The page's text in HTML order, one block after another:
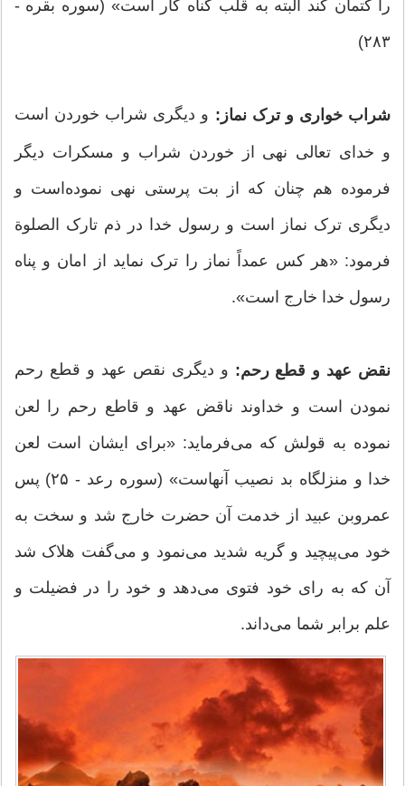
را کتمان کند البته به قلب گناه کار است» (سوره بقره -
۲۸۳)
شراب خواری و ترک نماز: و دیگری شراب خوردن است
و خدای تعالی نهی از خوردن شراب و مسکرات دیگر
فرموده هم چنان که از بت پرستی نهی نموده‌است و
دیگری ترک نماز است و رسول خدا در ذم تارک الصلوة
فرمود: «هر کس عمداً نماز را ترک نماید از امان و پناه
رسول خدا خارج است».
نقض عهد و قطع رحم: و دیگری نقص عهد و قطع رحم
نمودن است و خداوند ناقض عهد و قاطع رحم را لعن
نموده به قولش که می‌فرماید: «برای ایشان است لعن
خدا و منزلگاه بد نصیب آنهاست» (سوره رعد - ۲۵) پس
عمروبن عبید از خدمت آن حضرت خارج شد و سخت به
خود می‌پیچید و گریه شدید می‌نمود و می‌گفت هلاک شد
آن که به رای خود فتوی می‌دهد و خود را در فضیلت و
علم برابر شما می‌داند.